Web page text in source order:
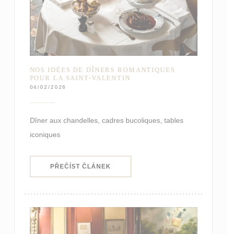
NOS IDÉES DE DÎNERS ROMANTIQUES
POUR LA SAINT-VALENTIN
04/02/2026
Dîner aux chandelles, cadres bucoliques, tables
iconiques
PŘEČÍST ČLÁNEK